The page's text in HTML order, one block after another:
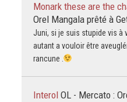
Monark these are the
Orel Mangala prêté à
Juni, si je suis stupide vis à
autant a vouloir être
rancune .
Interol OL - Mercato :